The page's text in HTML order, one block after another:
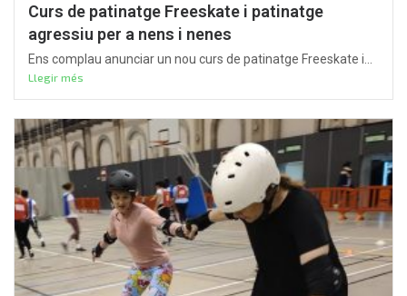
Curs de patinatge Freeskate i patinatge
agressiu per a nens i nenes
Ens complau anunciar un nou curs de patinatge Freeskate i...
Llegir més